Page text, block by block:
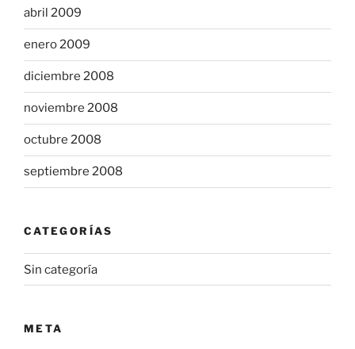
abril 2009
enero 2009
diciembre 2008
noviembre 2008
octubre 2008
septiembre 2008
CATEGORÍAS
Sin categoría
META